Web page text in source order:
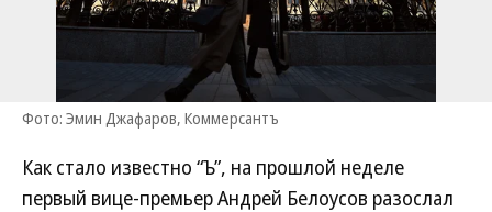
Фото: Эмин Джафаров, Коммерсантъ
Как стало известно “Ъ”, на прошлой неделе
первый вице-премьер Андрей Белоусов разослал